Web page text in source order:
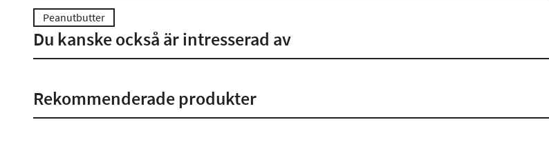
Peanutbutter
Du kanske också är intresserad av
Rekommenderade produkter